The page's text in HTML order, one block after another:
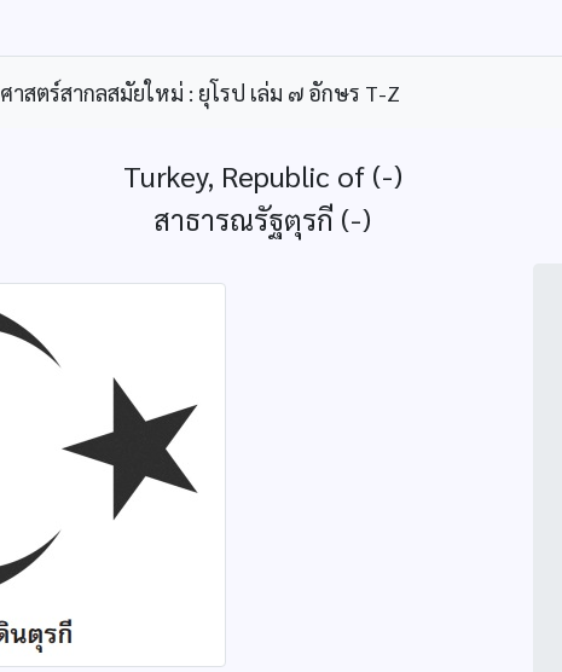
าสตร์สากลสมัยใหม่ : ยุโรป เล่ม ๗ อักษร T-Z
Turkey, Republic of (-)
สาธารณรัฐตุรกี (-)